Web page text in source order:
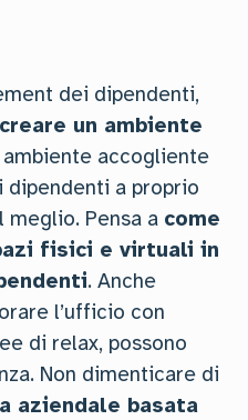
dei dipendenti,
creare un ambiente
ambiente accogliente
a proprio
Pensa a come
fisici e virtuali in
. Anche
l’ufficio con
di relax, possono
Non dimenticare di
aziendale basata